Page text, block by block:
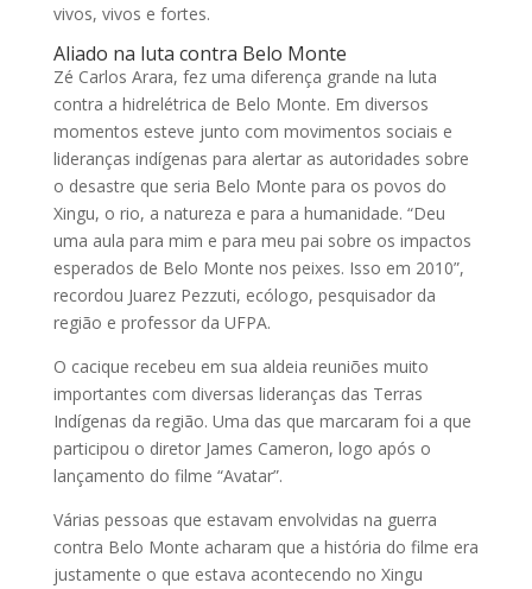
vivos, vivos e fortes.
Aliado na luta contra Belo Monte
Zé Carlos Arara, fez uma diferença grande na luta
contra a hidrelétrica de Belo Monte. Em diversos
momentos esteve junto com movimentos sociais e
lideranças indígenas para alertar as autoridades sobre
o desastre que seria Belo Monte para os povos do
Xingu, o rio, a natureza e para a humanidade. “Deu
uma aula para mim e para meu pai sobre os impactos
esperados de Belo Monte nos peixes. Isso em 2010”,
recordou Juarez Pezzuti, ecólogo, pesquisador da
região e professor da UFPA.
O cacique recebeu em sua aldeia reuniões muito
importantes com diversas lideranças das Terras
Indígenas da região. Uma das que marcaram foi a que
participou o diretor James Cameron, logo após o
lançamento do filme “Avatar”.
Várias pessoas que estavam envolvidas na guerra
contra Belo Monte acharam que a história do filme era
justamente o que estava acontecendo no Xingu